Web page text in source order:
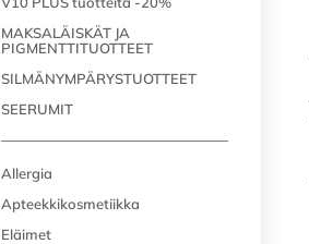
MAKSALÄISKÄT JA
PIGMENTTITUOTTEET
SILMÄNYMPÄRYSTUOTTEET
SEERUMIT
Allergia
Apteekkikosmetiikka
Eläimet